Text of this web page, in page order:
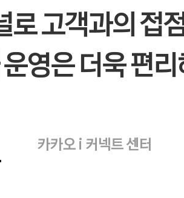
로 고객과의 접
영은 더욱 편
카카오 i 커넥트 센터